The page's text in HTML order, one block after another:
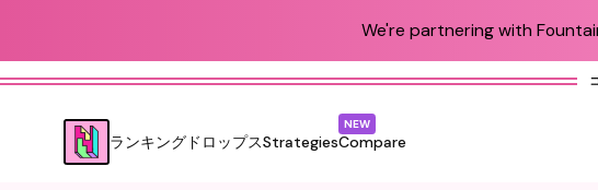
We're partnering with
ランキングドロップスStrategiesCompare
NEW